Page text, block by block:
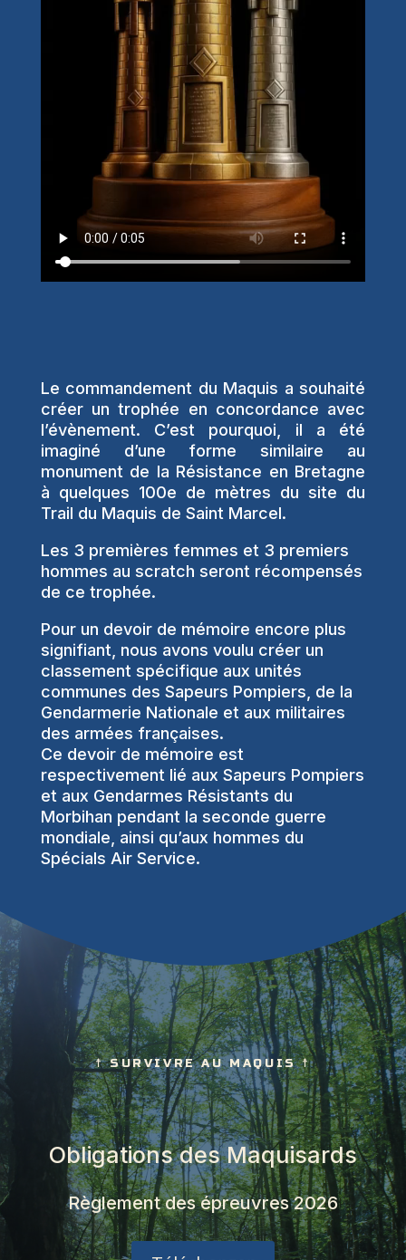
Le commandement du Maquis a souhaité
créer un trophée en concordance avec
l’évènement. C’est pourquoi, il a été
imaginé d’une forme similaire au
monument de la Résistance en Bretagne
à quelques 100e de mètres du site du
Trail du Maquis de Saint Marcel.
Les 3 premières femmes et 3 premiers
hommes au scratch seront récompensés
de ce trophée.
Pour un devoir de mémoire encore plus
signifiant, nous avons voulu créer un
classement spécifique aux unités
communes des Sapeurs Pompiers, de la
Gendarmerie Nationale et aux militaires
des armées françaises.
Ce devoir de mémoire est
respectivement lié aux Sapeurs Pompiers
et aux Gendarmes Résistants du
Morbihan pendant la seconde guerre
mondiale, ainsi qu’aux hommes du
Spécials Air Service.
☨ SURVIVRE AU MAQUIS ☨
Obligations des Maquisards
Règlement des épreuvres 2026